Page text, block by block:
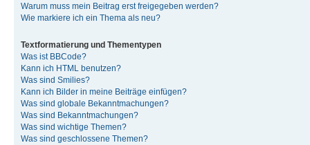
Warum muss mein Beitrag erst freigegeben werden?
Wie markiere ich ein Thema als neu?
Textformatierung und Thementypen
Was ist BBCode?
Kann ich HTML benutzen?
Was sind Smilies?
Kann ich Bilder in meine Beiträge einfügen?
Was sind globale Bekanntmachungen?
Was sind Bekanntmachungen?
Was sind wichtige Themen?
Was sind geschlossene Themen?